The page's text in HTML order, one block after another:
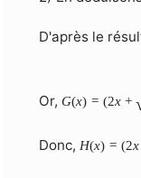
D'après le
Or,G(x) = (2x +
Donc, H(x) = (2x